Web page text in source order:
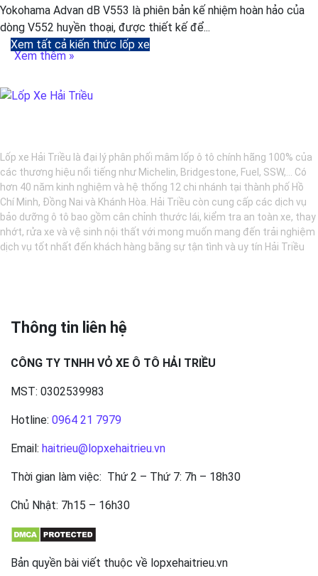
Yokohama Advan dB V553 là phiên bản kế nhiệm hoàn hảo của
dòng V552 huyền thoại, được thiết kế để...
Xem thêm »
Xem tất cả kiến thức lốp xe
Lốp xe Hải Triều là đại lý phân phối mâm lốp ô tô chính hãng 100% của
các thương hiệu nổi tiếng như Michelin, Bridgestone, Fuel, SSW,... Có
hơn 40 năm kinh nghiệm và hệ thống 12 chi nhánh tại thành phố Hồ
Chí Minh, Đồng Nai và Khánh Hòa. Hải Triều còn cung cấp các dịch vụ
bảo dưỡng ô tô bao gồm cân chỉnh thước lái, kiểm tra an toàn xe, thay
nhớt, rửa xe và vệ sinh nội thất với mong muốn mang đến trải nghiệm
dịch vụ tốt nhất đến khách hàng bằng sự tận tình và uy tín Hải Triều
Thông tin liên hệ
CÔNG TY TNHH VỎ XE Ô TÔ HẢI TRIỀU
MST: 0302539983
Hotline: 0964 21 7979
Email: haitrieu@lopxehaitrieu.vn
Thời gian làm việc: Thứ 2 – Thứ 7: 7h – 18h30
Chủ Nhật: 7h15 – 16h30
Bản quyền bài viết thuộc về lopxehaitrieu.vn